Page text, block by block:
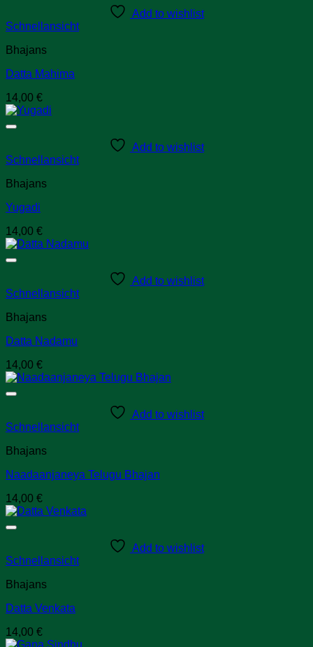
Add to wishlist
Schnellansicht
Bhajans
Datta Mahima
14,00 €
Add to wishlist
Schnellansicht
Bhajans
Yugadi
14,00 €
Add to wishlist
Schnellansicht
Bhajans
Datta Nadamu
14,00 €
Add to wishlist
Schnellansicht
Bhajans
Naadaanjaneya Telugu Bhajan
14,00 €
Add to wishlist
Schnellansicht
Bhajans
Datta Venkata
14,00 €